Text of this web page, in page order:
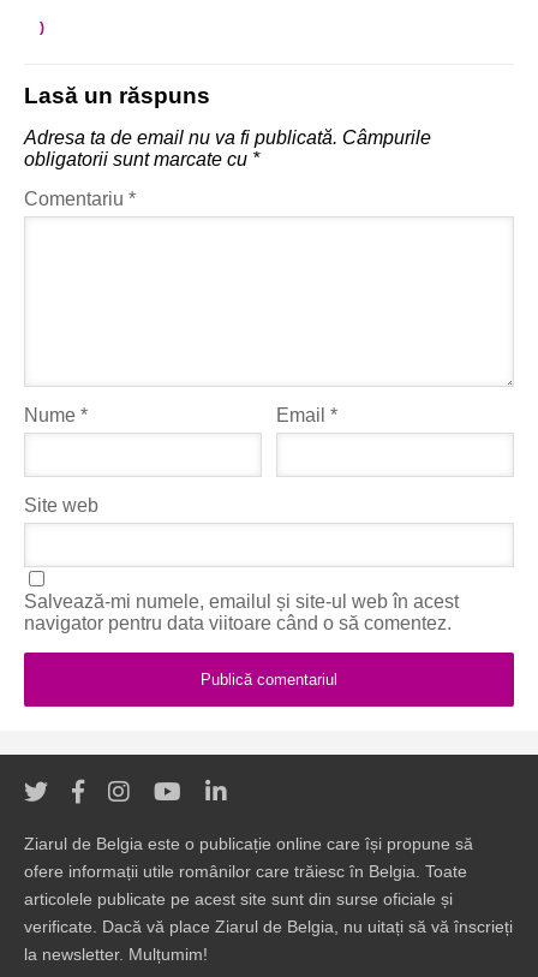
)
Lasă un răspuns
Adresa ta de email nu va fi publicată. Câmpurile
obligatorii sunt marcate cu *
Comentariu *
Nume * Email*
Site web
Salvează-mi numele, emailul și site-ul web în acest
navigator pentru data viitoare când o să comentez.
Ziarul de Belgia este o publicație online care își propune să
ofere informații utile românilor care trăiesc în Belgia. Toate
articolele publicate pe acest site sunt din surse oficiale și
verificate. Dacă vă place Ziarul de Belgia, nu uitați să vă înscrieți
la newsletter. Mulțumim!